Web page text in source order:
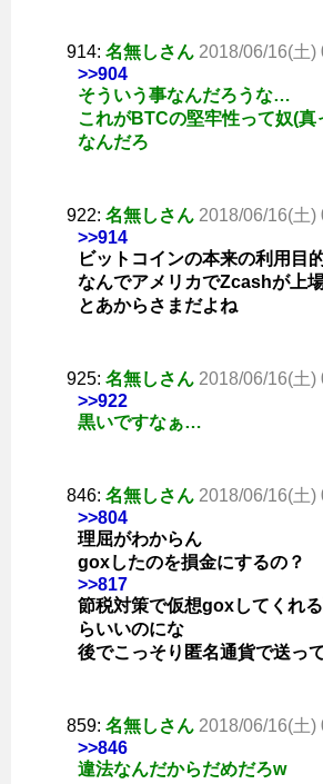
914: 名無しさん 2018/06/16(土)
>>904
そういう事なんだろうな…
これがBTCの堅牢性って奴(真
なんだろ
922: 名無しさん 2018/06/16(土)
>>914
ビットコインの本来の利用目
なんでアメリカでZcashが上
とあからさまだよね
925: 名無しさん 2018/06/16(土)
>>922
黒いですなぁ…
846: 名無しさん 2018/06/16(土)
>>804
理屈がわからん
goxしたのを損金にするの？
>>817
節税対策で仮想goxしてくれ
らいいのにな
後でこっそり匿名通貨で送っ
859: 名無しさん 2018/06/16(土)
>>846
違法なんだからだめだろw